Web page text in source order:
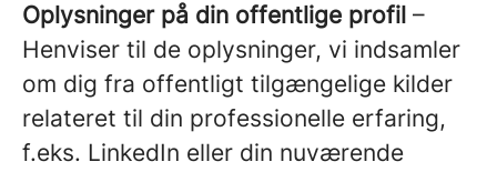
Oplysninger på din offentlige profil –
Henviser til de oplysninger, vi indsamler
om dig fra offentligt tilgængelige kilder
relateret til din professionelle erfaring,
f.eks. LinkedIn eller din nuværende